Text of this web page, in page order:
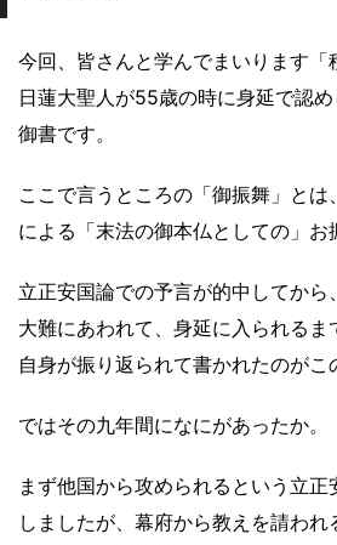
今回、皆さんと学んでまいります「
日蓮大聖人が55歳の時に身延で認
御書です。
ここで言うところの「御振舞」と
による「末法の御本仏としての」お
立正安国論での予言が的中してから
大難にあわれて、身延に入られる
自身が振り返られて書かれたのがこ
ではその九年間になにがあったか。
まず他国から攻められるという立正
しましたが、幕府から教えを請われ